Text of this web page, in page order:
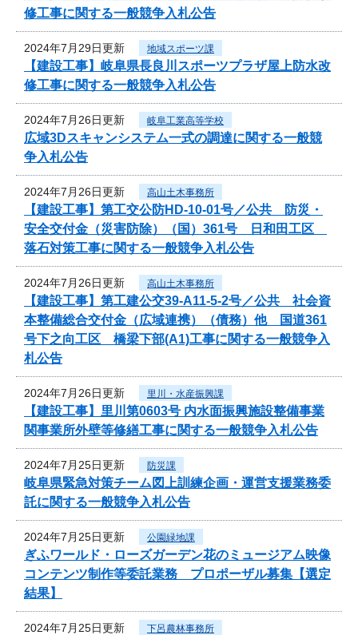
修工事に関する一般競争入札公告
2024年7月29日更新 地域スポーツ課
【建設工事】岐阜県長良川スポーツプラザ屋上防水改
修工事に関する一般競争入札公告
2024年7月26日更新 岐阜工業高等学校
広域3Dスキャンシステム一式の調達に関する一般競
争入札公告
2024年7月26日更新 高山土木事務所
【建設工事】第工交公防HD-10-01号／公共 防災・
安全交付金（災害防除）（国）361号 日和田工区
落石対策工事に関する一般競争入札公告
2024年7月26日更新 高山土木事務所
【建設工事】第工建公交39-A11-5-2号／公共 社会資
本整備総合交付金（広域連携）（債務）他 国道361
号下之向工区 橋梁下部(A1)工事に関する一般競争入
札公告
2024年7月26日更新 里川・水産振興課
【建設工事】里川第0603号 内水面振興施設整備事業
関事業所外壁等修繕工事に関する一般競争入札公告
2024年7月25日更新 防災課
岐阜県緊急対策チーム図上訓練企画・運営支援業務委
託に関する一般競争入札公告
2024年7月25日更新 公園緑地課
ぎふワールド・ローズガーデン花のミュージアム映像
コンテンツ制作等委託業務 プロポーザル募集【選定
結果】
2024年7月25日更新 下呂農林事務所